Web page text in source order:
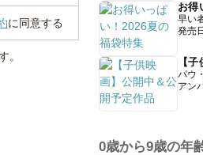
に同意する
。
お得
早い
発売
【
パウ
アン
0歳から9歳の年